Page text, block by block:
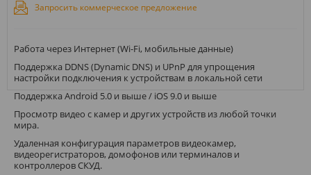
Запросить коммерческое предложение
Работа через Интернет (Wi-Fi, мобильные данные)
Поддержка DDNS (Dynamic DNS) и UPnP для упрощения
настройки подключения к устройствам в локальной сети
Поддержка Android 5.0 и выше / iOS 9.0 и выше
Просмотр видео с камер и других устройств из любой точки
мира.
Удаленная конфигурация параметров видеокамер,
видеорегистраторов, домофонов или терминалов и
контроллеров СКУД.